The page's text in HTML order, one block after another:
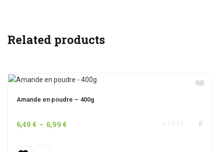
Related products
Amande en poudre – 400g
0
6,49 € – 6,99 €Plage